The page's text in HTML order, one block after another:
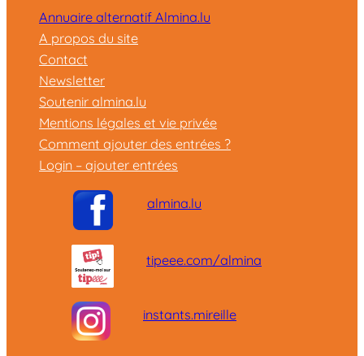
Annuaire alternatif Almina.lu
A propos du site
Contact
Newsletter
Soutenir almina.lu
Mentions légales et vie privée
Comment ajouter des entrées ?
Login – ajouter entrées
almina.lu
tipeee.com/almina
instants.mireille